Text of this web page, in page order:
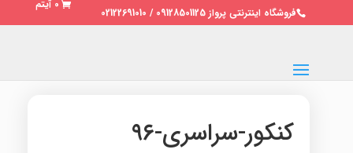
فروشگاه اینترنتی پرواز 09128501125 / 02122691010
0 آیتم
کنکور-سراسری-۹۶